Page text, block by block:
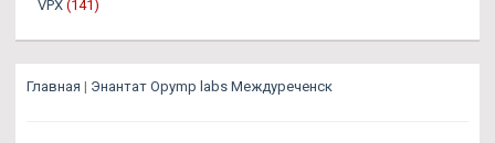
VPX (141)
Главная | Энантат Opymp labs Междуреченск